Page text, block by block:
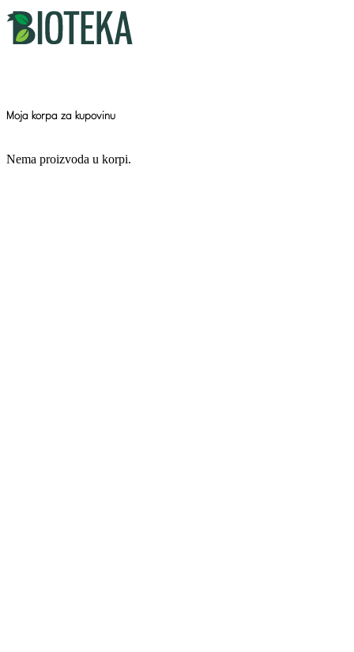
Moja korpa za kupovinu
Nema proizvoda u korpi.